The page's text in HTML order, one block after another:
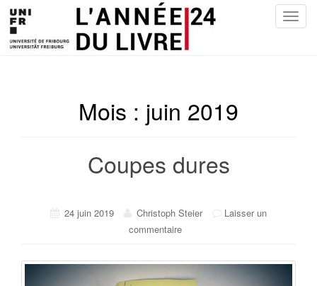
T
n
Mois : juin 2019
Coupes dures
24 juin 2019 Christoph Steier
Laisser un
commentaire